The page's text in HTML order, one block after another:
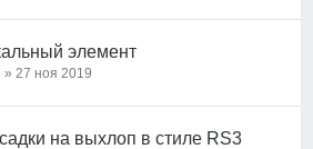
элемент
» 27 ноя 2019
на выхлоп в стиле RS3